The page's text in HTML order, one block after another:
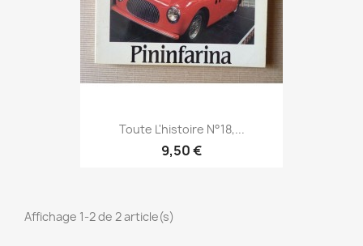
Toute L'histoire N°18,...
9,50 €
Affichage 1-2 de 2 article(s)